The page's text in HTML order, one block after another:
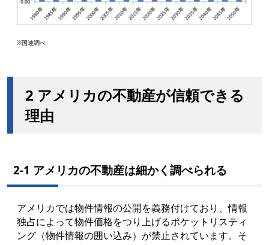
※国連調べ
2 アメリカの不動産が信頼できる
理由
2-1 アメリカの不動産は細かく調べられる
アメリカでは物件情報の公開を義務付けており、情報
独占によって物件価格をつり上げるポケットリスティ
ング（物件情報の囲い込み）が禁止されています。そ